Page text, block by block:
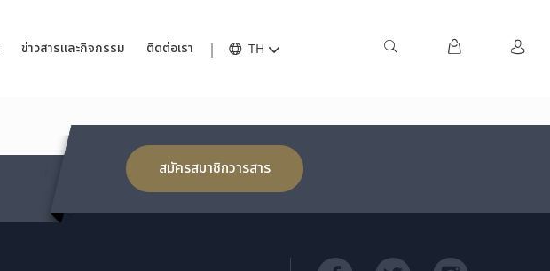
ข่าวสารและกิจกรรม ติดต่อเรา TH
สมัครสมาชิกวารสาร
TOP